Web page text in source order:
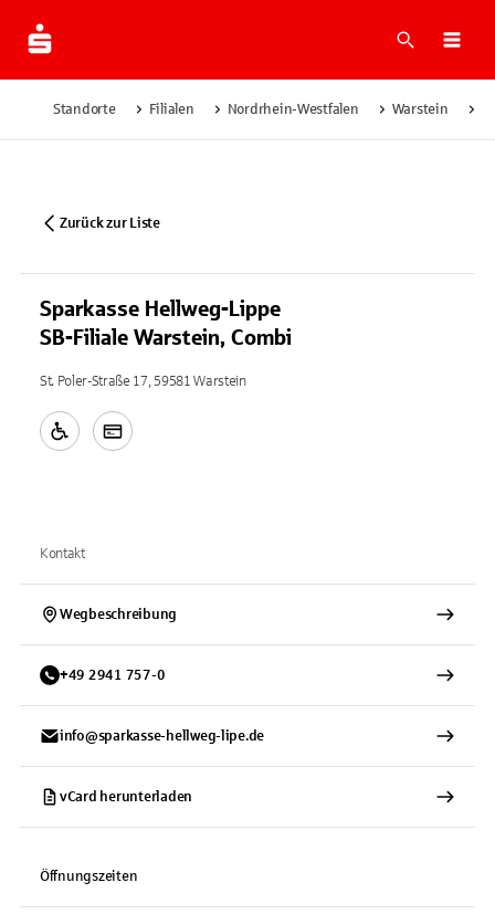
Suche
Standorte Filialen Nordrhein-Westfalen Warstein
Zurück zur Liste
Sparkasse Hellweg-Lippe
SB-Filiale Warstein, Combi
St. Poler-Straße 17, 59581 Warstein
Kontakt
Wegbeschreibung
+49 2941 757-0
info@sparkasse-hellweg-lipe.de
vCard herunterladen
Öffnungszeiten